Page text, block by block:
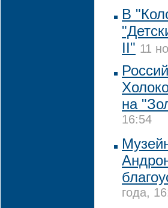
В
II" 11
на
16:54
года,